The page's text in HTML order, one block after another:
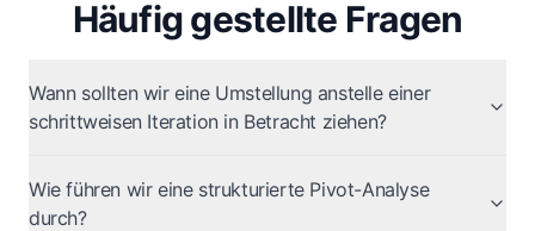
Häufig gestellte Fragen
Wann sollten wir eine Umstellung anstelle einer
schrittweisen Iteration in Betracht ziehen?
Wie führen wir eine strukturierte Pivot-Analyse
durch?